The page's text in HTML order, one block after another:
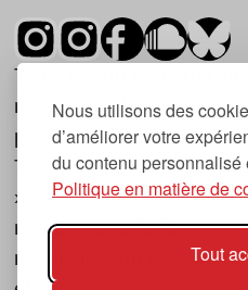
Nous utilisons des
d’améliorer votre
du contenu personnalisé
Politique en matière de
Tout
Tsugi est un mensuel
musique et les nouvelles
première parution date
Tsugi en japonais
», ce qui correspond à la
magazine, à l’affût des
musicales, qu’elles